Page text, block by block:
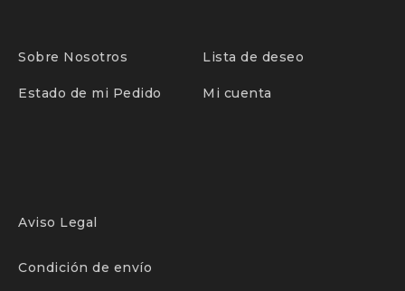
Sobre Nosotros Lista de deseo
Estado de mi Pedido Mi cuenta
Aviso Legal
Condición de envío